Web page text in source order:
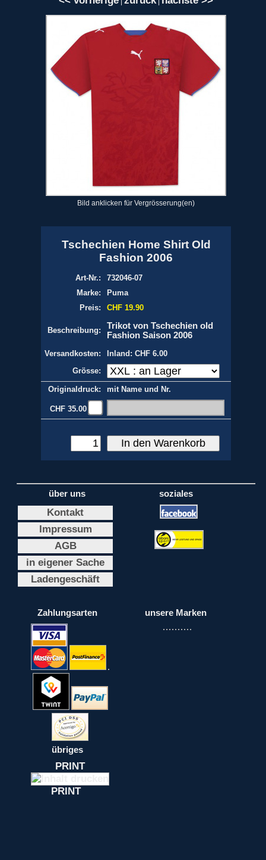
Bild anklicken für Vergrösserung(en)
Tschechien Home Shirt Old
Fashion 2006
Art-Nr.:
732046-07
Marke:
Puma
Preis:
CHF 19.90
Beschreibung:
Trikot von Tschechien old
Fashion Saison 2006
Versandkosten:
Inland: CHF 6.00
Grösse:
Originaldruck: mit Name und Nr.
CHF 35.00
über uns
Kontakt
Impressum
AGB
in eigener Sache
Ladengeschäft
soziales
Zahlungsarten unsere Marken
übriges
PRINT
PRINT